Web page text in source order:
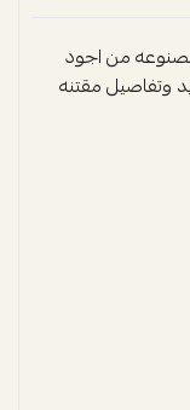
من اجود
وتفاصيل مقتنه